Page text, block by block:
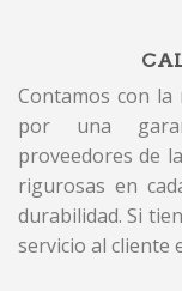
Contamos con la
por una
proveedores de
rigurosas en
durabilidad. Si
servicio al cliente